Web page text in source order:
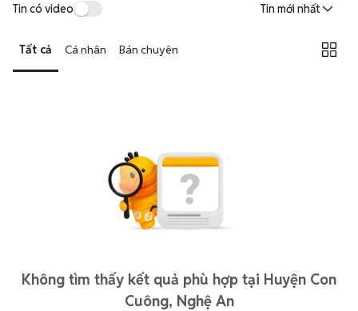
Tin có video Tin mới nhất
Tất cả Cá nhân Bán chuyên
Không tìm thấy kết quả phù hợp tại Huyện Con
Cuông, Nghệ An